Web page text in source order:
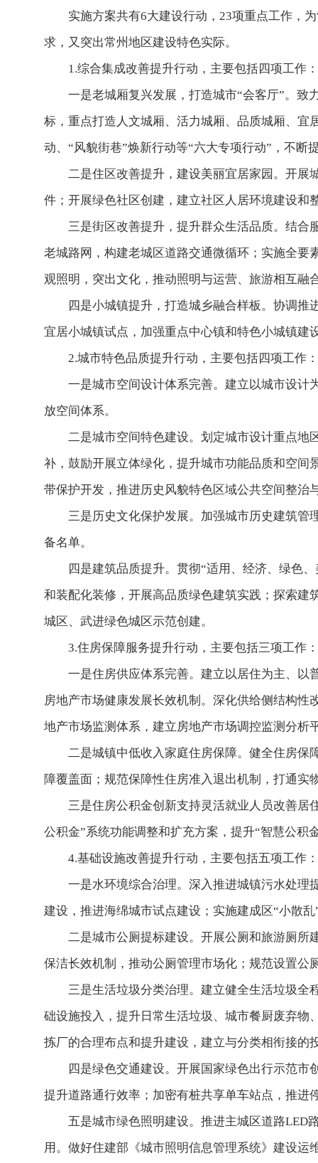
实施方案共有6大建设行动，23项重点工作，
求，又突出常州地区建设特色实际。
1.综合集成改善提升行动，主要包括四项工作：
一是老城厢复兴发展，打造城市“会客厅”。致
标，重点打造人文城厢、活力城厢、品质城厢、宜
动、“风貌街巷”焕新行动等“六大专项行动”，不断
二是住区改善提升，建设美丽宜居家园。开展
件；开展绿色社区创建，建立社区人居环境建设和
三是街区改善提升，提升群众生活品质。结合
老城路网，构建老城区道路交通微循环；实施全
观照明，突出文化，推动照明与运营、旅游相互融
四是小城镇提升，打造城乡融合样板。协调
宜居小城镇试点，加强重点中心镇和特色小城镇建
2.城市特色品质提升行动，主要包括四项工作：
一是城市空间设计体系完善。建立以城市设计
放空间体系。
二是城市空间特色建设。划定城市设计重点地
补，鼓励开展立体绿化，提升城市功能品质和空
带保护开发，推进历史风貌特色区域公共空间整
三是历史文化保护发展。加强城市历史建筑管
备名单。
四是建筑品质提升。贯彻“适用、经济、绿色
和装配化装修，开展高品质绿色建筑实践；探索
城区、武进绿色城区示范创建。
3.住房保障服务提升行动，主要包括三项工作：
一是住房供应体系完善。建立以居住为主、以
房地产市场健康发展长效机制。深化供给侧结构
地产市场监测体系，建立房地产市场调控监测分
二是城镇中低收入家庭住房保障。健全住房保
障覆盖面；规范保障性住房准入退出机制，打通实
三是住房公积金创新支持灵活就业人员改善居
公积金”系统功能调整和扩充方案，提升“智慧公积
4.基础设施改善提升行动，主要包括五项工作：
一是水环境综合治理。深入推进城镇污水处理
建设，推进海绵城市试点建设；实施建成区“小散
二是城市公厕提标建设。开展公厕和旅游厕所
保洁长效机制，推动公厕管理市场化；规范设置
三是生活垃圾分类治理。建立健全生活垃圾全
础设施投入，提升日常生活垃圾、城市餐厨废弃
拣厂的合理布点和提升建设，建立与分类相衔接的
四是绿色交通建设。开展国家绿色出行示范
提升道路通行效率；加密有桩共享单车站点，推进
五是城市绿色照明建设。推进主城区道路LED
用。做好住建部《城市照明信息管理系统》建设运